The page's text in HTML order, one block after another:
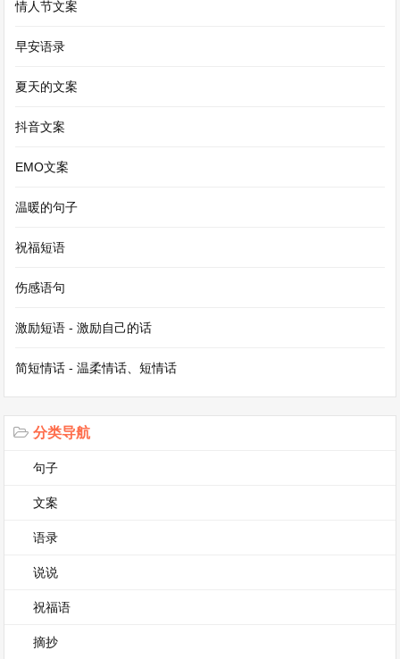
情人节文案
早安语录
夏天的文案
抖音文案
EMO文案
温暖的句子
祝福短语
伤感语句
激励短语 - 激励自己的话
简短情话 - 温柔情话、短情话
分类导航
句子
文案
语录
说说
祝福语
摘抄